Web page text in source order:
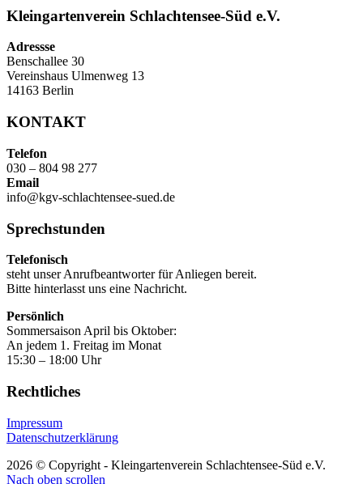
Kleingartenverein Schlachtensee-Süd e.V.
Adressse
Benschallee 30
Vereinshaus Ulmenweg 13
14163 Berlin
KONTAKT
Telefon
030 – 804 98 277
Email
info@kgv-schlachtensee-sued.de
Sprechstunden
Telefonisch
steht unser Anrufbeantworter für Anliegen bereit.
Bitte hinterlasst uns eine Nachricht.
Persönlich
Sommersaison April bis Oktober:
An jedem 1. Freitag im Monat
15:30 – 18:00 Uhr
Rechtliches
Impressum
Datenschutzerklärung
2026 © Copyright - Kleingartenverein Schlachtensee-Süd e.V.
Nach oben scrollen